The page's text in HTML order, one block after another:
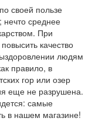
своей пользе
нечто среднее
При
качество
людям
правило, в
гор или озер
еще не разрушена.
самые
в нашем магазине!